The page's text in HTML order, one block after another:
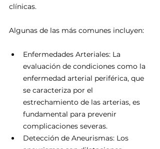
clínicas.
Algunas de las más comunes incluyen:
Enfermedades Arteriales: La
evaluación de condiciones como la
enfermedad arterial periférica, que
se caracteriza por el
estrechamiento de las arterias, es
fundamental para prevenir
complicaciones severas.
Detección de Aneurismas: Los